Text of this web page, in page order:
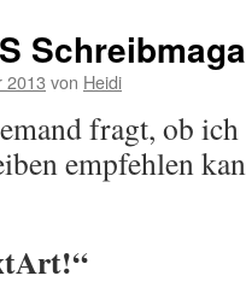
2013 von Heidi
fragt, ob
empfehlen